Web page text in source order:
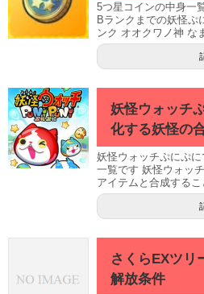
5つ星コインの中身一
Bランクまでの妖怪ぷ
ンク オオクワノ神 な
妖怪ウォッチ
化する妖怪の
妖怪ウォッチぷにぷ
一覧です 妖怪ウォッ
アイテムと合成する
さくらEXツ
解放条件